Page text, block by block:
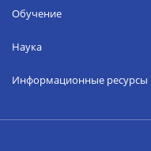
Обучение
Наука
Информационные ресурсы